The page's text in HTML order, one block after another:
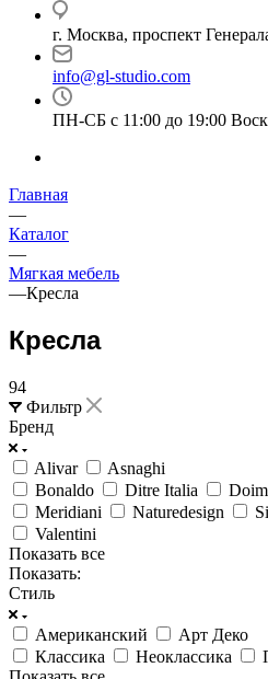
г. Москва, проспект
info@gl-studio.com
ПН-СБ с 11:00 до 19:00
Главная
—
Каталог
—
Мягкая мебель
—Кресла
Кресла
94
Фильтр
Бренд
Alivar
Asnaghi
Bonaldo
Ditre Italia
Meridiani
Naturedesign
Valentini
Показать все
Показать:
Стиль
Американский
Арт Деко
Классика
Неоклассика